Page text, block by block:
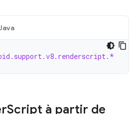
Script à partir de